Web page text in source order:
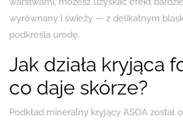
wyrównany i świeży — z delikatnym
podkreśla urodę.
Jak działa kryjąca
co daje skórze?
Podkład mineralny kryjący ASOA został